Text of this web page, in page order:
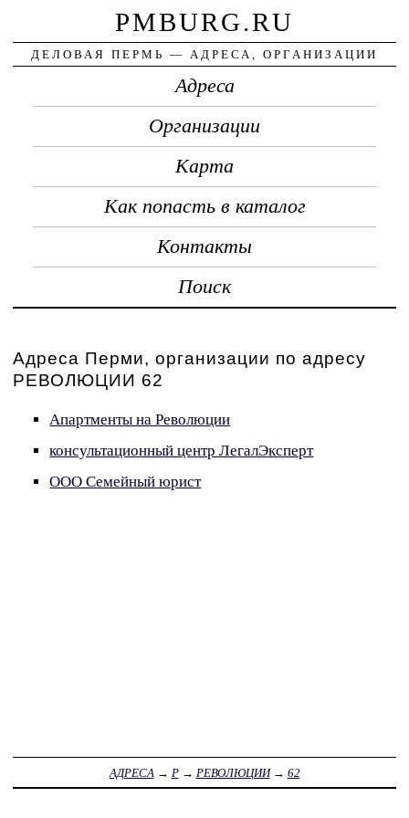
PMBURG.RU
ДЕЛОВАЯ ПЕРМЬ — АДРЕСА, ОРГАНИЗАЦИИ
Адреса
Организации
Карта
Как попасть в каталог
Контакты
Поиск
Адреса Перми, организации по адресу
РЕВОЛЮЦИИ 62
Апартменты на Революции
консультационный центр ЛегалЭксперт
ООО Семейный юрист
АДРЕСА → Р→ РЕВОЛЮЦИИ→ 62